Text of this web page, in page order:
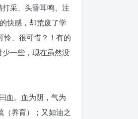
采、头昏耳鸣、注
快感，却荒废了学
怜、很可惜？！有的
一些，现在虽然没
血。血为阴，气为
（养育）；又如油之